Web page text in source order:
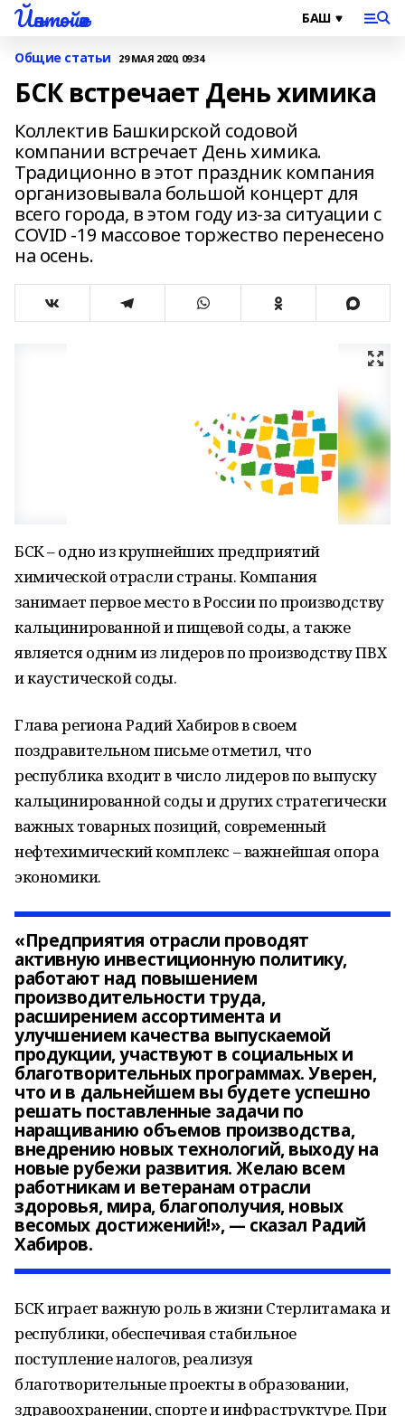
Йәнтөйәк
Общие статьи 29 МАЯ 2020, 09:34
БСК встречает День химика
Коллектив Башкирской содовой
компании встречает День химика.
Традиционно в этот праздник компания
организовывала большой концерт для
всего города, в этом году из-за ситуации с
COVID -19 массовое торжество перенесено
на осень.
БСК – одно из крупнейших предприятий
химической отрасли страны. Компания
занимает первое место в России по производству
кальцинированной и пищевой соды, а также
является одним из лидеров по производству ПВХ
и каустической соды.
Глава региона Радий Хабиров в своем
поздравительном письме отметил, что
республика входит в число лидеров по выпуску
кальцинированной соды и других стратегически
важных товарных позиций, современный
нефтехимический комплекс – важнейшая опора
экономики.
«Предприятия отрасли проводят
активную инвестиционную политику,
работают над повышением
производительности труда,
расширением ассортимента и
улучшением качества выпускаемой
продукции, участвуют в социальных и
благотворительных программах. Уверен,
что и в дальнейшем вы будете успешно
решать поставленные задачи по
наращиванию объемов производства,
внедрению новых технологий, выходу на
новые рубежи развития. Желаю всем
работникам и ветеранам отрасли
здоровья, мира, благополучия, новых
весомых достижений!», — сказал Радий
Хабиров.
БСК играет важную роль в жизни Стерлитамака и
республики, обеспечивая стабильное
поступление налогов, реализуя
благотворительные проекты в образовании,
здравоохранении, спорте и инфраструктуре. При